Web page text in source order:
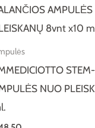
NUO